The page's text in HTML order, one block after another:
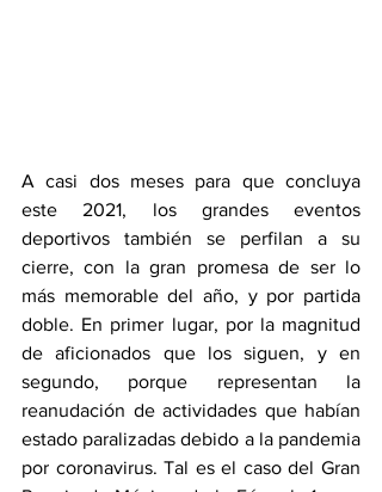
A casi dos meses para que concluya
este 2021, los grandes eventos
deportivos también se perfilan a su
cierre, con la gran promesa de ser lo
más memorable del año, y por partida
doble. En primer lugar, por la magnitud
de aficionados que los siguen, y en
segundo, porque representan la
reanudación de actividades que habían
estado paralizadas debido a la pandemia
por coronavirus. Tal es el caso del Gran